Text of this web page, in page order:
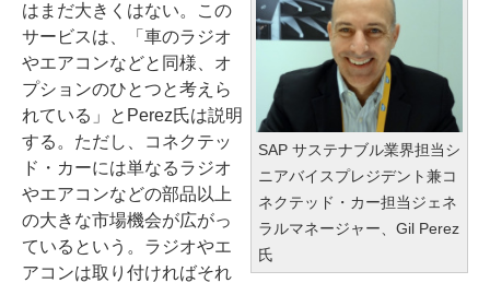
SAP サステナブル業界担当シ
ニアバイスプレジデント兼コ
ネクテッド・カー担当ジェネ
ラルマネージャー、Gil Perez
氏
はまだ大きくはない。この
サービスは、「車のラジオ
やエアコンなどと同様、オ
プションのひとつと考えら
れている」とPerez氏は説明
する。ただし、コネクテッ
ド・カーには単なるラジオ
やエアコンなどの部品以上
の大きな市場機会が広がっ
ているという。ラジオやエ
アコンは取り付ければそれ